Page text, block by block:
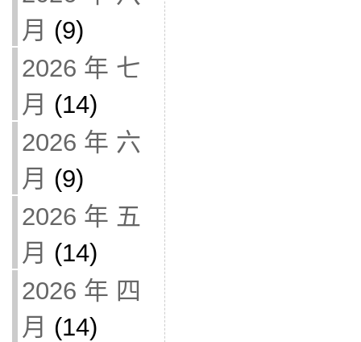
月 (9)
2026 年 七
月 (14)
2026 年 六
月 (9)
2026 年 五
月 (14)
2026 年 四
月 (14)